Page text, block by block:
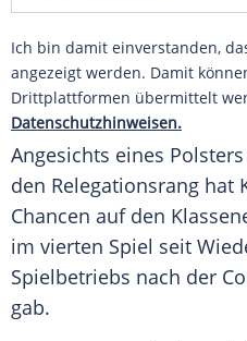
Ich bin damit einverstanden,
angezeigt werden. Damit
Drittplattformen übermittelt
Datenschutzhinweisen.
Angesichts eines
den Relegationsrang hat
Chancen auf den
im vierten Spiel seit
Spielbetriebs nach der
gab.